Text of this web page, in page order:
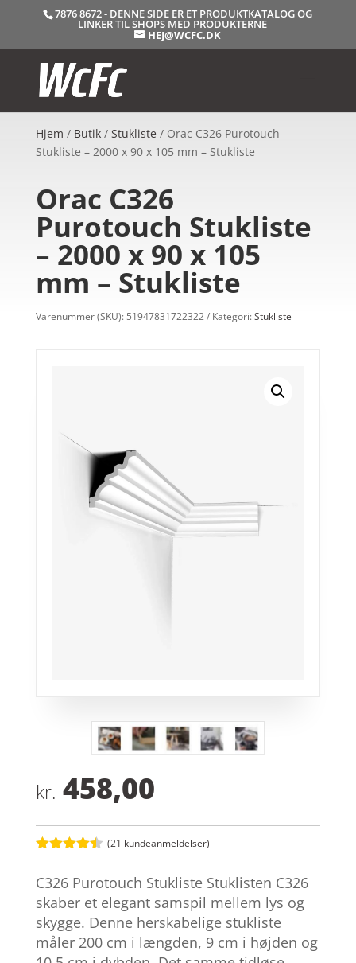
7876 8672 - DENNE SIDE ER ET PRODUKTKATALOG OG
LINKER TIL SHOPS MED PRODUKTERNE
HEJ@WCFC.DK
Hjem / Butik/ Stukliste / Orac C326 Purotouch
Stukliste – 2000 x 90 x 105 mm – Stukliste
Orac C326
Purotouch Stukliste
– 2000 x 90 x 105
mm – Stukliste
Varenummer (SKU): 51947831722322 Kategori:Stukliste
kr. 458,00
ud af 5
baseret
på
kundebedø
mmelser
(21 kundeanmeldelser)
C326 Purotouch Stukliste Stuklisten C326
skaber et elegant samspil mellem lys og
skygge. Denne herskabelige stukliste
måler 200 cm i længden, 9 cm i højden og